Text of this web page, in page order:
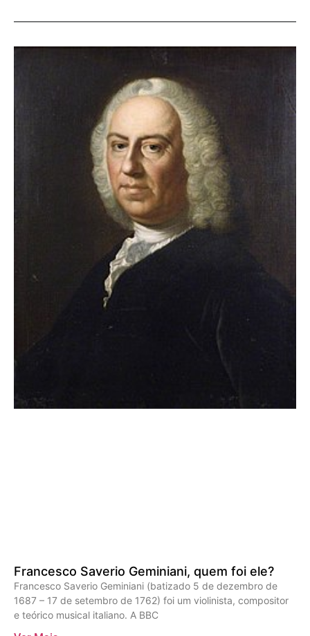
Francesco Saverio Geminiani, quem foi ele?
Francesco Saverio Geminiani (batizado 5 de dezembro de
1687 – 17 de setembro de 1762) foi um violinista, compositor
e teórico musical italiano. A BBC